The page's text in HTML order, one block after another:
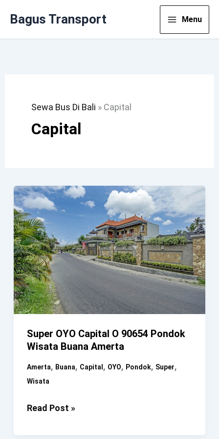
Bagus Transport Menu
Sewa Bus Di Bali » Capital
Capital
Super OYO Capital O 90654 Pondok
Wisata Buana Amerta
Amerta, Buana, Capital , OYO, Pondok, Super,
Wisata
Super
Read Post »